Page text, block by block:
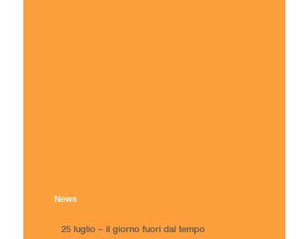
News
25 luglio – il giorno fuori dal tempo